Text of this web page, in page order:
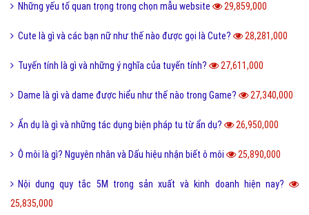
Những yếu tố quan trọng trong chọn mẫu website 29,859,000
Cute là gì và các bạn nữ như thế nào được gọi là Cute? 28,281,000
Tuyến tính là gì và những ý nghĩa của tuyến tính? 27,611,000
Dame là gì và dame được hiểu như thế nào trong Game? 27,340,000
Ẩn dụ là gì và những tác dụng biện pháp tu từ ẩn dụ? 26,950,000
Ô môi là gì? Nguyên nhân và Dấu hiệu nhận biết ô môi 25,890,000
Nội dung quy tắc 5M trong sản xuất và kinh doanh hiện nay?
25,835,000